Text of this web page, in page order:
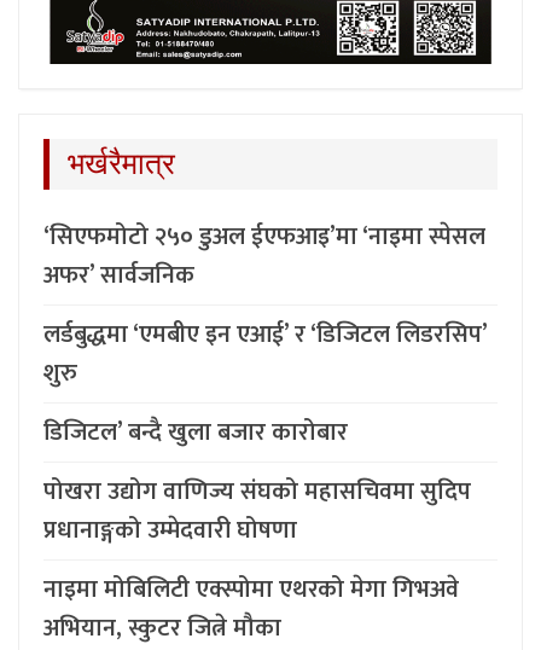
भर्खरैमात्र
‘सिएफमोटो २५० डुअल ईएफआइ’मा ‘नाइमा स्पेसल
अफर’ सार्वजनिक
लर्डबुद्धमा ‘एमबीए इन एआई’ र ‘डिजिटल लिडरसिप’
शुरु
डिजिटल’ बन्दै खुला बजार कारोबार
पोखरा उद्योग वाणिज्य संघको महासचिवमा सुदिप
प्रधानाङ्गको उम्मेदवारी घोषणा
नाइमा मोबिलिटी एक्स्पोमा एथरको मेगा गिभअवे
अभियान, स्कुटर जित्ने मौका